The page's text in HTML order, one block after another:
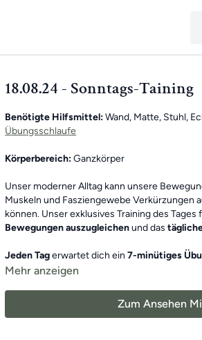
18.08.24 - Sonntags-Taining
Benötigte Hilfsmittel:Wand, Matte, Stuhl,
Übungsschlaufe
Körperbereich:Ganzkörper
Unser moderner Alltag kann unsere
Muskeln und Fasziengewebe Verkürzungen
können. Unser exklusives Training des
Bewegungen auszugleichenund das
Jeden Tagerwartet dich ein7-minütiges
gibt essonntags ein 30-minütiges Training
Die Übungen bilden insgesamt ein
und sind somit die ideale Grundlage für ein
Mehr anzeigen
Zum Ansehen